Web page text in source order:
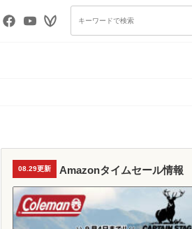
08.29更新 Amazonタイムセール情報